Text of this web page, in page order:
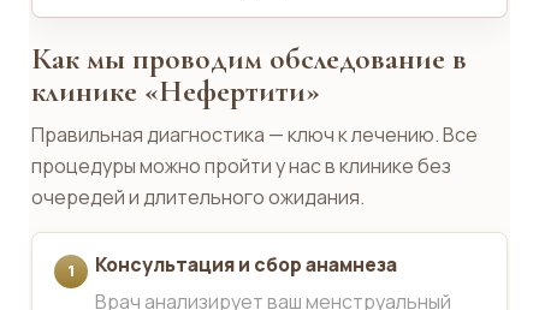
Как мы проводим обследование в
клинике «Нефертити»
Правильная диагностика — ключ к лечению. Все
процедуры можно пройти у нас в клинике без
очередей и длительного ожидания.
Консультация и сбор анамнеза
Врач анализирует ваш менструальный